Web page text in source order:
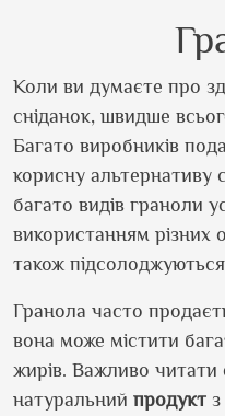
Коли ви думаєте про
сніданок, швидше
Багато виробників
корисну альтернативу
багато видів граноли
використанням різних
також
Гранола часто
вона може містити
жирів. Важливо читати
натуральний продукт